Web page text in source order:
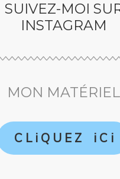
SUIVEZ-MOI
INSTAGRAM
MON MATÉRIEL
C L i Q U E Z i C i